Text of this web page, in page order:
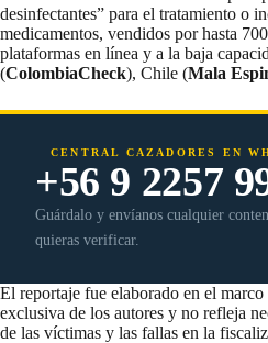
desinfectantes” para el tratamiento o
medicamentos, vendidos por hasta
plataformas en línea y a la baja
(ColombiaCheck), Chile (Mala
CENTRAL CAZADORES EN
+56 9 2257
Guárdalo y envíanos cualquier
quieras verificar.
El reportaje fue elaborado en el
exclusiva de los autores y no refleja
de las víctimas y las fallas en la